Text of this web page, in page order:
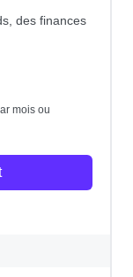
des finances
mois ou